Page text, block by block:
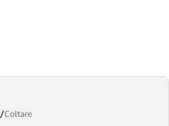
/Coltare